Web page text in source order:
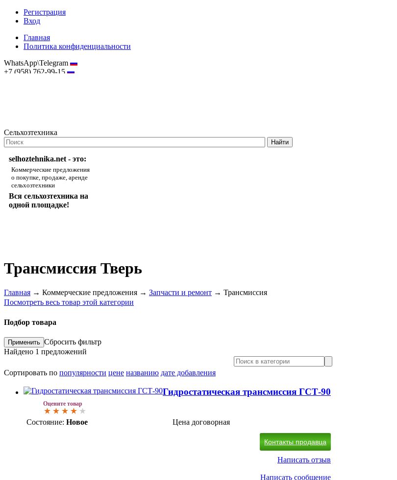
Регистрация
Вход
Главная
Политика конфиденциальности
WhatsApp\Telegram
+7 (958) 762-99-15
Сельхозтехника
selhoztehnika.net - это:
Коммерческие предложения
о покупке, продаже, аренде
сельхозтехники
Вся сельхозтехника на
одной площадке!
Трансмиссия Тверь
Главная → Коммерческие предложения → Запчасти и ремонт → Трансмиссия
Посмотреть весь товар этой категории
Подбор товара
Сбросить фильтр
Найдено 1 предложений
Сортировать по популярности цене названию дате добавления
Оцените товар
Гидростатическая трансмиссия ГСТ-90
Состояние: Новое Цена договорная
Контакты продавца
Написать отзыв
Написать сообщение